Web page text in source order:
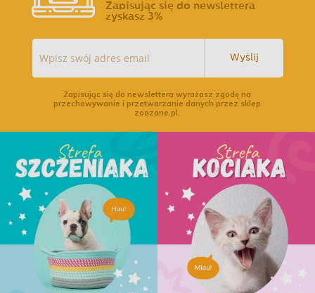
Zapisując się do newslettera
zyskasz 3%
Wyślij
Zapisując się do newslettera wyrażasz zgodę na
przechowywanie i przetwarzanie danych przez sklep
zoozone.pl.